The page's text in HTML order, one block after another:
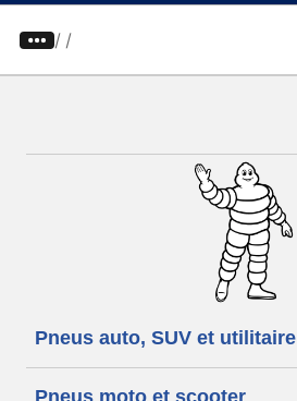
/
Pneus auto, SUV et utilitaire
Pneus moto et scooter